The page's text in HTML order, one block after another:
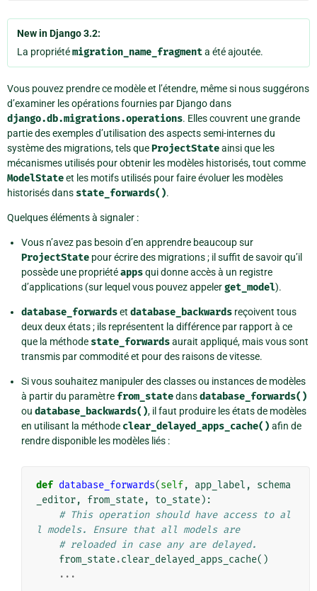
New in Django 3.2:
La propriétémigration_name_fragmenta été ajoutée.
Vous pouvez prendre ce modèle et l’étendre, même si nous suggérons
d’examiner les opérations fournies par Django dans
django.db.migrations.operations. Elles couvrent une grande
partie des exemples d’utilisation des aspects semi-internes du
système des migrations, tels queProjectStateainsi que les
mécanismes utilisés pour obtenir les modèles historisés, tout comme
ModelStateet les motifs utilisés pour faire évoluer les modèles
historisés dans state_forwards().
Quelques éléments à signaler :
Vous n’avez pas besoin d’en apprendre beaucoup sur
ProjectState pour écrire des migrations ; il suffit de savoir qu’il
possède une propriétéappsqui donne accès à un registre
d’applications (sur lequel vous pouvez appelerget_model).
database_forwardset database_backwards reçoivent tous
deux deux états ; ils représentent la différence par rapport à ce
que la méthode state_forwardsaurait appliqué, mais vous sont
transmis par commodité et pour des raisons de vitesse.
Si vous souhaitez manipuler des classes ou instances de modèles
à partir du paramètre from_statedansdatabase_forwards()
ou database_backwards(), il faut produire les états de modèles
en utilisant la méthode clear_delayed_apps_cache() afin de
rendre disponible les modèles liés :
def database_forwards(self, app_label ,
schema
_editor, from_state, to_state):
# This operation should have access to al
l models. Ensure that all models are
# reloaded in case any are delayed.
from_state.clear_delayed_apps_cache()
...